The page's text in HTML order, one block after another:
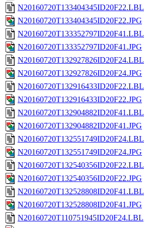
N20160720T133404345ID20F22.LBL
N20160720T133404345ID20F22.JPG
N20160720T133352797ID20F41.LBL
N20160720T133352797ID20F41.JPG
N20160720T132927826ID20F24.LBL
N20160720T132927826ID20F24.JPG
N20160720T132916433ID20F22.LBL
N20160720T132916433ID20F22.JPG
N20160720T132904882ID20F41.LBL
N20160720T132904882ID20F41.JPG
N20160720T132551749ID20F24.LBL
N20160720T132551749ID20F24.JPG
N20160720T132540356ID20F22.LBL
N20160720T132540356ID20F22.JPG
N20160720T132528808ID20F41.LBL
N20160720T132528808ID20F41.JPG
N20160720T110751945ID20F24.LBL